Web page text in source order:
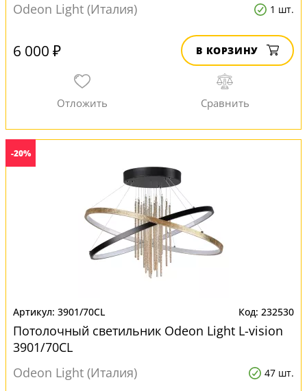
Odeon Light (Италия) 1 шт.
6 000 ₽ В КОРЗИНУ
-20%
3901/70CL 232530
Потолочный светильник Odeon Light L-vision
3901/70CL
Odeon Light (Италия)
47 шт.